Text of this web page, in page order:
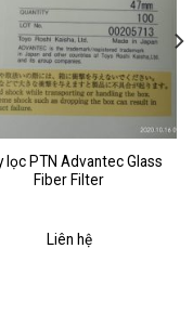
lọc PTN Advantec Glass
Fiber Filter
Liên hệ